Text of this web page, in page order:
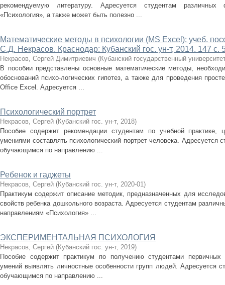
рекомендуемую литературу. Адресуется студентам
«Психология», а также может быть полезно ...
Математические методы в психологии (MS Excel): учеб.
С.Д. Некрасов. Краснодар: Кубанский гос. ун-т, 2014. 147 с.
Некрасов, Сергей Димитриевич (Кубанский государственный университет
В пособии представлены основные математические методы,
обоснований психо-логических гипотез, а также для проведения
Office Excel. Адресуется ...
Психологический портрет
Некрасов, Сергей (Кубанский гос. ун-т, 2018)
Пособие содержит рекомендации студентам по учебной практике,
умениями составлять психологический портрет человека.
обучающимся по направлению ...
Ребенок и гаджеты
Некрасов, Сергей (Кубанский гос. ун-т, 2020-01)
Практикум содержит описание методик, предназначенных для
свойств ребенка дошкольного возраста. Адресуется студентам
направлениям «Психология» ...
ЭКСПЕРИМЕНТАЛЬНАЯ ПСИХОЛОГИЯ
Некрасов, Сергей (Кубанский гос. ун-т, 2019)
Пособие содержит практикум по получению студентами
умений выявлять личностные особенности групп людей. Адресуется
обучающимся по направлению ...